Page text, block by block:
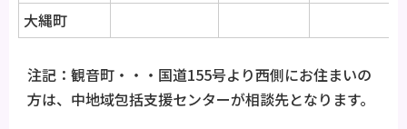
大縄町
注記：観音町・・・国道155号より西側にお住まいの
方は、中地域包括支援センターが相談先となります。